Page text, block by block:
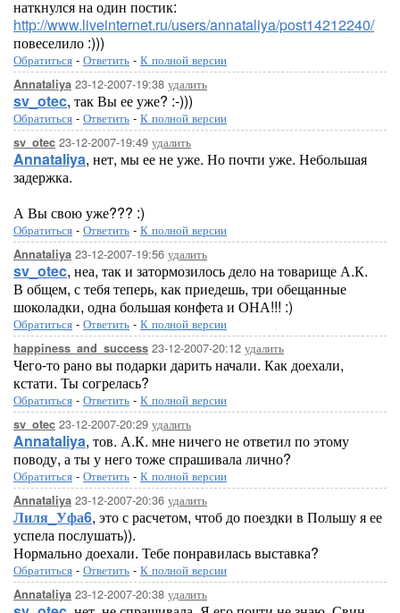
наткнулся на один постик:
http://www.liveinternet.ru/users/annataliya/post14212240/
повеселило :)))
Обратиться - Ответить - К полной версии
Annataliya 23-12-2007-19:38 удалить
sv_otec, так Вы ее уже? :-)))
Обратиться - Ответить - К полной версии
sv_otec 23-12-2007-19:49 удалить
Annataliya, нет, мы ее не уже. Но почти уже. Небольшая
задержка.
А Вы свою уже??? :)
Обратиться - Ответить - К полной версии
Annataliya 23-12-2007-19:56 удалить
sv_otec, неа, так и затормозилось дело на товарище А.К.
В общем, с тебя теперь, как приедешь, три обещанные
шоколадки, одна большая конфета и ОНА!!! :)
Обратиться - Ответить - К полной версии
happiness_and_success 23-12-2007-20:12 удалить
Чего-то рано вы подарки дарить начали. Как доехали,
кстати. Ты согрелась?
Обратиться - Ответить - К полной версии
sv_otec 23-12-2007-20:29 удалить
Annataliya, тов. А.К. мне ничего не ответил по этому
поводу, а ты у него тоже спрашивала лично?
Обратиться - Ответить - К полной версии
Annataliya 23-12-2007-20:36 удалить
Лиля_Уфа6, это с расчетом, чтоб до поездки в Польшу я ее
успела послушать)).
Нормально доехали. Тебе понравилась выставка?
Обратиться - Ответить - К полной версии
Annataliya 23-12-2007-20:38 удалить